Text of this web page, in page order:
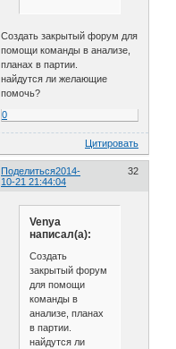
Создать закрытый форум для
помощи команды в анализе,
планах в партии.
найдутся ли желающие
помочь?
0
Цитировать
Поделиться 32
2014-
10-21 21:44:04
Venya
написал(а):
Создать
закрытый форум
для помощи
команды в
анализе, планах
в партии.
найдутся ли